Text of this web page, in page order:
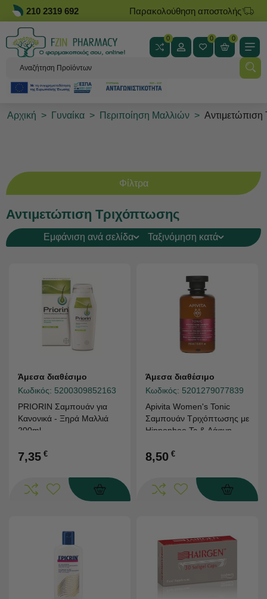
210 2319 692 Παρακολούθηση αποστολής
0 0 0
Αρχική > Γυναίκα > Περιποίηση Μαλλιών >
Φίλτρα
Αντιμετώπιση Τριχόπτωσης
Εμφάνιση ανά σελίδα Ταξινόμηση κατά
Άμεσα διαθέσιμο
Κωδικός: 5200309852163
PRIORIN Σαμπουάν για
Κανονικά - Ξηρά Μαλλιά
200ml
7,35 €
Άμεσα διαθέσιμο
Κωδικός: 5201279077839
Apivita Women's Tonic
Σαμπουάν Τριχόπτωσης με
Hippophae Tc & Δάφνη
8,50 €